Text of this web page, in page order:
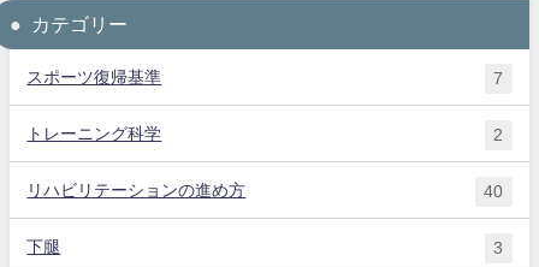
カテゴリー
スポーツ復帰基準 7
トレーニング科学 2
リハビリテーションの進め方 40
下腿 3